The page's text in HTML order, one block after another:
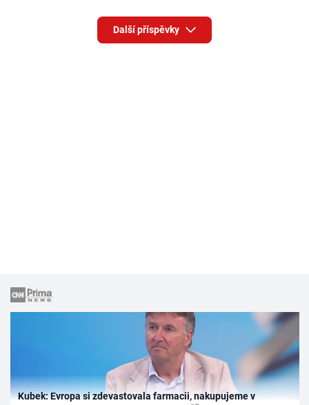
Další příspěvky
Kubek: Evropa si zdevastovala farmacii, nakupujeme v